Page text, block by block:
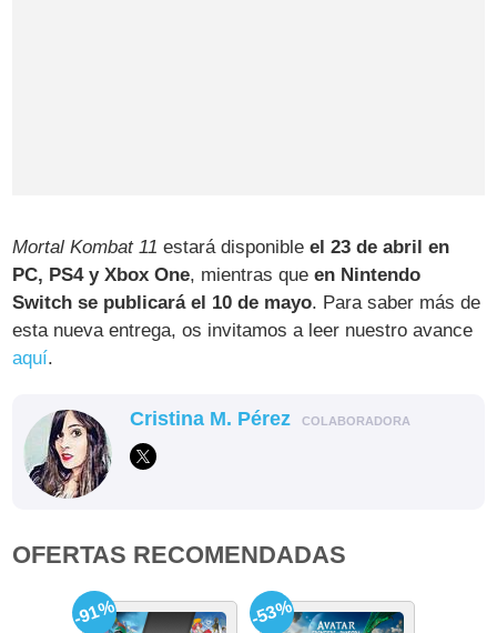
Mortal Kombat 11 estará disponibleel 23 de abril en
PC, PS4 y Xbox One, mientras queen Nintendo
Switch se publicará el 10 de mayo. Para saber más de
esta nueva entrega, os invitamos a leer nuestro avance
aquí.
Cristina M. Pérez COLABORADORA
OFERTAS RECOMENDADAS
-91% -53%